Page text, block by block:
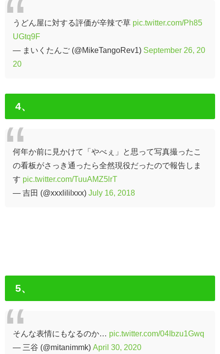
うどん屋に対する評価が辛辣で草 pic.twitter.com/Ph85
UGtq9F
— まいくたんご (@MikeTangoRev1) September 26, 20
20
4、
何年か前に見かけて「やべぇ」と思って写真撮ったこ
の看板がさっき通ったら全然現役だったので報告しま
す pic.twitter.com/TuuAMZ5lrT
— 吉田 (@xxxlililxxx) July 16, 2018
5、
そんな表情にもなるのか… pic.twitter.com/04Ibzu1Gwq
— 三谷 (@mitanimmk) April 30, 2020